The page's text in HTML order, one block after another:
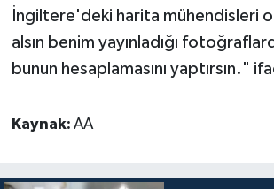
İngiltere'deki harita mühendisleri
alsın benim yayınladığı
bunun hesaplamasını yaptırsın."
Kaynak: AA